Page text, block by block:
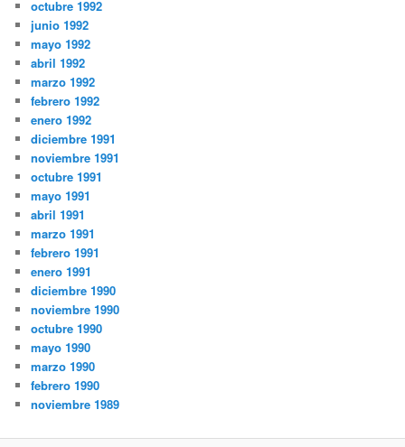
octubre 1992
junio 1992
mayo 1992
abril 1992
marzo 1992
febrero 1992
enero 1992
diciembre 1991
noviembre 1991
octubre 1991
mayo 1991
abril 1991
marzo 1991
febrero 1991
enero 1991
diciembre 1990
noviembre 1990
octubre 1990
mayo 1990
marzo 1990
febrero 1990
noviembre 1989